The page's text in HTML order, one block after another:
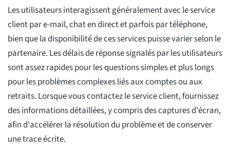
Les utilisateurs interagissent généralement avec le service
client par e-mail, chat en direct et parfois par téléphone,
bien que la disponibilité de ces services puisse varier selon le
partenaire. Les délais de réponse signalés par les utilisateurs
sont assez rapides pour les questions simples et plus longs
pour les problèmes complexes liés aux comptes ou aux
retraits. Lorsque vous contactez le service client, fournissez
des informations détaillées, y compris des captures d'écran,
afin d'accélérer la résolution du problème et de conserver
une trace écrite.